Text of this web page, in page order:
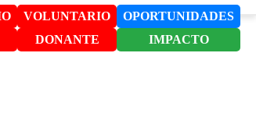
VOLUNTARIO
DONANTE
OPORTUNIDADES
IMPACTO